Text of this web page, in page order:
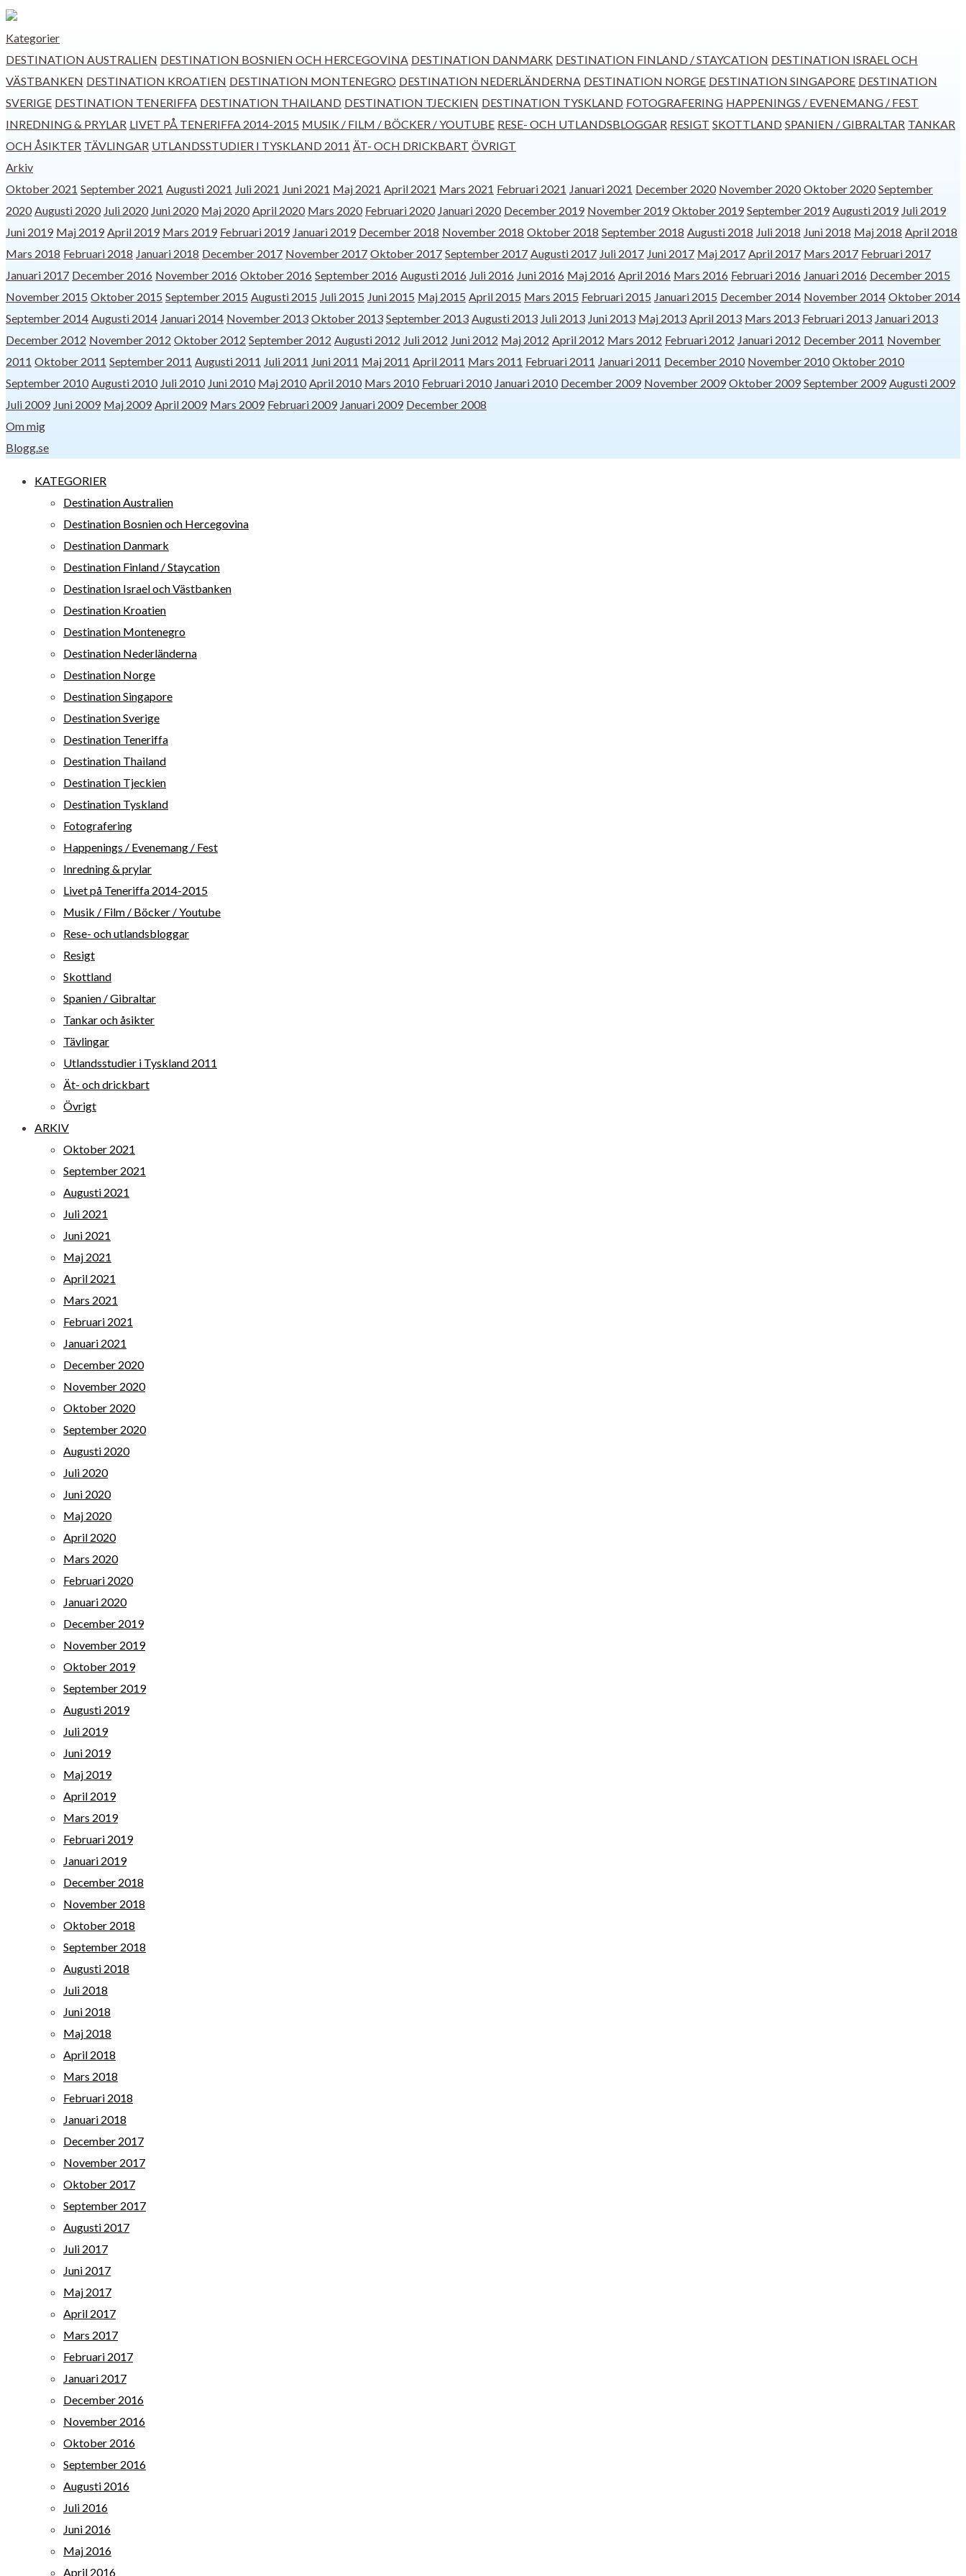
Kategorier
DESTINATION AUSTRALIEN DESTINATION BOSNIEN OCH HERCEGOVINA DESTINATION DANMARK DESTINATION FINLAND / STAYCATION DESTINATION ISRAEL OCH
VÄSTBANKEN DESTINATION KROATIEN DESTINATION MONTENEGRO DESTINATION NEDERLÄNDERNA DESTINATION NORGE DESTINATION SINGAPORE DESTINATION
SVERIGE DESTINATION TENERIFFA DESTINATION THAILAND DESTINATION TJECKIEN DESTINATION TYSKLAND FOTOGRAFERING HAPPENINGS / EVENEMANG / FEST
INREDNING & PRYLAR LIVET PÅ TENERIFFA 2014-2015 MUSIK / FILM / BÖCKER / YOUTUBE RESE- OCH UTLANDSBLOGGAR RESIGT SKOTTLAND SPANIEN / GIBRALTAR TANKAR
OCH ÅSIKTER TÄVLINGAR UTLANDSSTUDIER I TYSKLAND 2011 ÄT- OCH DRICKBART ÖVRIGT
Arkiv
Oktober 2021 September 2021 Augusti 2021 Juli 2021 Juni 2021 Maj 2021 April 2021 Mars 2021 Februari 2021 Januari 2021 December 2020 November 2020 Oktober 2020 September
2020 Augusti 2020 Juli 2020 Juni 2020 Maj 2020 April 2020 Mars 2020 Februari 2020 Januari 2020 December 2019 November 2019 Oktober 2019 September 2019 Augusti 2019 Juli 2019
Juni 2019 Maj 2019 April 2019 Mars 2019 Februari 2019 Januari 2019 December 2018 November 2018 Oktober 2018 September 2018 Augusti 2018 Juli 2018 Juni 2018 Maj 2018 April 2018
Mars 2018 Februari 2018 Januari 2018 December 2017 November 2017 Oktober 2017 September 2017 Augusti 2017 Juli 2017 Juni 2017 Maj 2017 April 2017 Mars 2017 Februari 2017
Januari 2017 December 2016 November 2016 Oktober 2016 September 2016 Augusti 2016 Juli 2016 Juni 2016 Maj 2016 April 2016 Mars 2016 Februari 2016 Januari 2016 December 2015
November 2015 Oktober 2015 September 2015 Augusti 2015 Juli 2015 Juni 2015 Maj 2015 April 2015 Mars 2015 Februari 2015 Januari 2015 December 2014 November 2014 Oktober 2014
September 2014 Augusti 2014 Januari 2014 November 2013 Oktober 2013 September 2013 Augusti 2013 Juli 2013 Juni 2013 Maj 2013 April 2013 Mars 2013 Februari 2013 Januari 2013
December 2012 November 2012 Oktober 2012 September 2012 Augusti 2012 Juli 2012 Juni 2012 Maj 2012 April 2012 Mars 2012 Februari 2012 Januari 2012 December 2011 November
2011 Oktober 2011 September 2011 Augusti 2011 Juli 2011 Juni 2011 Maj 2011 April 2011 Mars 2011 Februari 2011 Januari 2011 December 2010 November 2010 Oktober 2010
September 2010 Augusti 2010 Juli 2010 Juni 2010 Maj 2010 April 2010 Mars 2010 Februari 2010 Januari 2010 December 2009 November 2009 Oktober 2009 September 2009 Augusti 2009
Juli 2009 Juni 2009 Maj 2009 April 2009 Mars 2009 Februari 2009 Januari 2009 December 2008
Om mig
Blogg.se
KATEGORIER
Destination Australien
Destination Bosnien och Hercegovina
Destination Danmark
Destination Finland / Staycation
Destination Israel och Västbanken
Destination Kroatien
Destination Montenegro
Destination Nederländerna
Destination Norge
Destination Singapore
Destination Sverige
Destination Teneriffa
Destination Thailand
Destination Tjeckien
Destination Tyskland
Fotografering
Happenings / Evenemang / Fest
Inredning & prylar
Livet på Teneriffa 2014-2015
Musik / Film / Böcker / Youtube
Rese- och utlandsbloggar
Resigt
Skottland
Spanien / Gibraltar
Tankar och åsikter
Tävlingar
Utlandsstudier i Tyskland 2011
Ät- och drickbart
Övrigt
ARKIV
Oktober 2021
September 2021
Augusti 2021
Juli 2021
Juni 2021
Maj 2021
April 2021
Mars 2021
Februari 2021
Januari 2021
December 2020
November 2020
Oktober 2020
September 2020
Augusti 2020
Juli 2020
Juni 2020
Maj 2020
April 2020
Mars 2020
Februari 2020
Januari 2020
December 2019
November 2019
Oktober 2019
September 2019
Augusti 2019
Juli 2019
Juni 2019
Maj 2019
April 2019
Mars 2019
Februari 2019
Januari 2019
December 2018
November 2018
Oktober 2018
September 2018
Augusti 2018
Juli 2018
Juni 2018
Maj 2018
April 2018
Mars 2018
Februari 2018
Januari 2018
December 2017
November 2017
Oktober 2017
September 2017
Augusti 2017
Juli 2017
Juni 2017
Maj 2017
April 2017
Mars 2017
Februari 2017
Januari 2017
December 2016
November 2016
Oktober 2016
September 2016
Augusti 2016
Juli 2016
Juni 2016
Maj 2016
April 2016